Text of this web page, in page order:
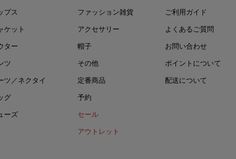
プス
ケット
ター
ツ
ツ／ネクタイ
グ
ーズ
ファッション雑貨
アクセサリー
帽子
その他
定番商品
予約
セール
アウトレット
ご利用ガイド
よくあるご質問
お問い合わせ
ポイントについて
配送について